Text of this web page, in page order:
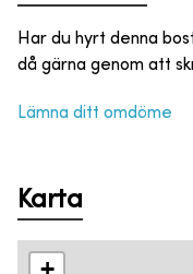
Har du hyrt denna
då gärna genom att
Lämna ditt omdöme
Karta